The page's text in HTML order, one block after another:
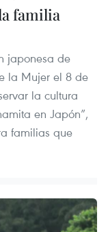
familia
japonesa de
la Mujer el 8 de
la cultura
en Japón”,
familias que